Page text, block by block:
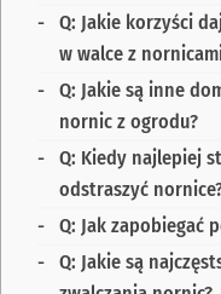
Q: Jakie korzyści
w walce z
Q: Jakie są inne
nornic z ogrodu?
Q: Kiedy najlepiej
odstraszyć
Q: Jak zapobiegać
Q: Jakie są